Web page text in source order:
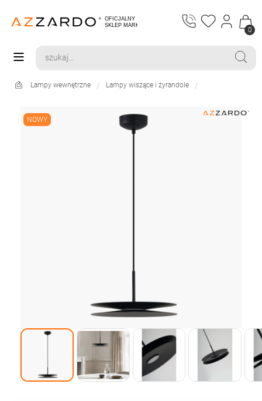
0
Lampy wewnętrzne Lampy wiszące i żyrandole
NOWY